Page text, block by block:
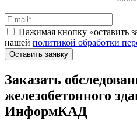
Нажимая кнопку «оставить
нашей политикой обработки
Оставить заявку
Заказать
железобетонного
ИнформКАД